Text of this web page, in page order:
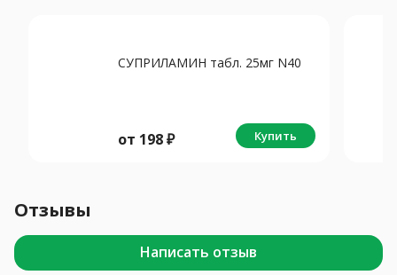
СУПРИЛАМИН табл. 25мг N40
от 198₽ Купить
Отзывы
Написать отзыв